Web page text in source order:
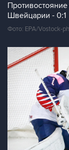
Швейцарии - 0:1
Фото: EPA/Vostock-